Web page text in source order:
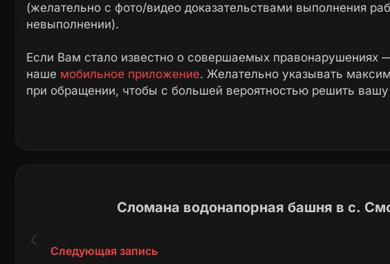
Заявителю разъяснено право обжаловать действия
собрании собственников или обратиться с иском в суд
(желательно с фото/видео доказательствами выполнения
невыполнении).
Если Вам стало известно о совершаемых правонарушениях
наше мобильное приложение. Желательно указывать
при обращении, чтобы с большей вероятностью решить
Сломана водонапорная башня в с.
Следующая запись